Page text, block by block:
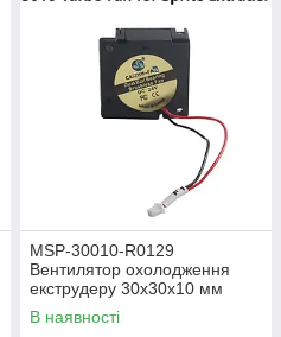
MSP-30010-R0129
Вентилятор охолодження
екструдеру 30х30х10 мм
принтерів Creality Elf
В наявності